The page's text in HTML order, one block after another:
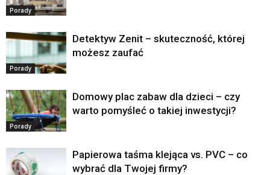
Porady
Porady
Detektyw Zenit – skuteczność, której
możesz zaufać
Porady
Domowy plac zabaw dla dzieci – czy
warto pomyśleć o takiej inwestycji?
Papierowa taśma klejąca vs. PVC – co
wybrać dla Twojej firmy?